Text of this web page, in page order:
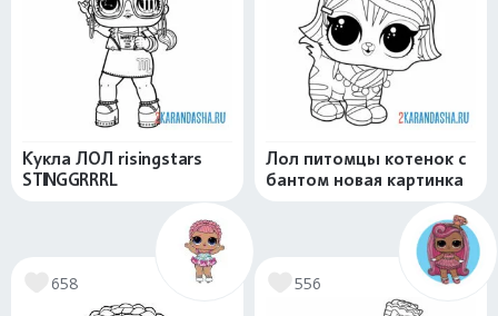
Кукла ЛОЛ risingstars
STINGGRRRL
Лол питомцы котенок с
бантом новая картинка
658 556